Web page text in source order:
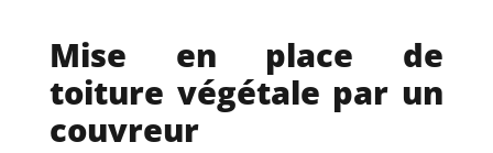
Mise en place de
toiture végétale par un
couvreur